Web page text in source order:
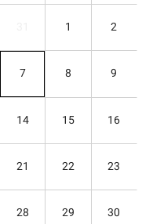
1 2
7 8 9
14 15 16
21 22 23
28 29 30